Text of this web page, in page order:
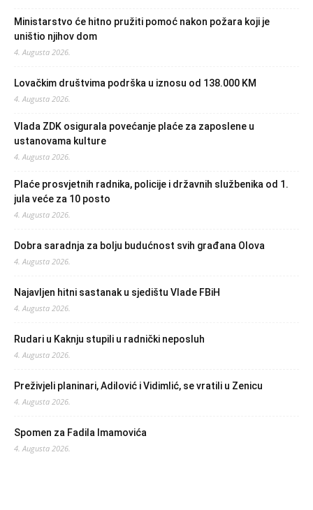
Ministarstvo će hitno pružiti pomoć nakon požara koji je
uništio njihov dom
4. Augusta 2026.
Lovačkim društvima podrška u iznosu od 138.000 KM
4. Augusta 2026.
Vlada ZDK osigurala povećanje plaće za zaposlene u
ustanovama kulture
4. Augusta 2026.
Plaće prosvjetnih radnika, policije i državnih službenika od 1.
jula veće za 10 posto
4. Augusta 2026.
Dobra saradnja za bolju budućnost svih građana Olova
4. Augusta 2026.
Najavljen hitni sastanak u sjedištu Vlade FBiH
4. Augusta 2026.
Rudari u Kaknju stupili u radnički neposluh
4. Augusta 2026.
Preživjeli planinari, Adilović i Vidimlić, se vratili u Zenicu
4. Augusta 2026.
Spomen za Fadila Imamovića
4. Augusta 2026.